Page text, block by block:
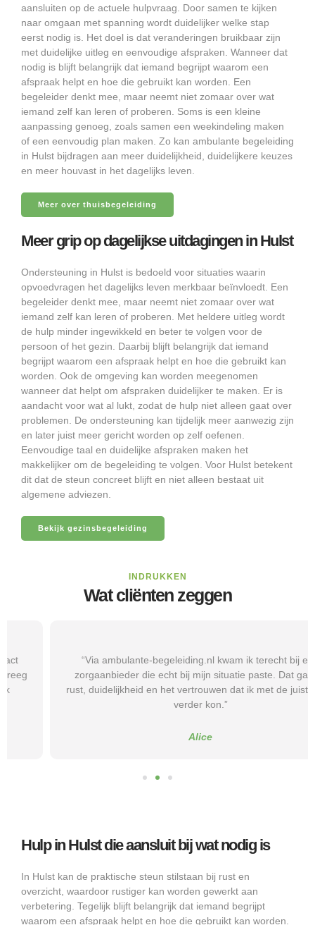
aansluiten op de actuele hulpvraag. Door samen te kijken
naar omgaan met spanning wordt duidelijker welke stap
eerst nodig is. Het doel is dat veranderingen bruikbaar zijn
met duidelijke uitleg en eenvoudige afspraken. Wanneer dat
nodig is blijft belangrijk dat iemand begrijpt waarom een
afspraak helpt en hoe die gebruikt kan worden. Een
begeleider denkt mee, maar neemt niet zomaar over wat
iemand zelf kan leren of proberen. Soms is een kleine
aanpassing genoeg, zoals samen een weekindeling maken
of een eenvoudig plan maken. Zo kan ambulante begeleiding
in Hulst bijdragen aan meer duidelijkheid, duidelijkere keuzes
en meer houvast in het dagelijks leven.
Meer over thuisbegeleiding
Meer grip op dagelijkse uitdagingen in Hulst
Ondersteuning in Hulst is bedoeld voor situaties waarin
opvoedvragen het dagelijks leven merkbaar beïnvloedt. Een
begeleider denkt mee, maar neemt niet zomaar over wat
iemand zelf kan leren of proberen. Met heldere uitleg wordt
de hulp minder ingewikkeld en beter te volgen voor de
persoon of het gezin. Daarbij blijft belangrijk dat iemand
begrijpt waarom een afspraak helpt en hoe die gebruikt kan
worden. Ook de omgeving kan worden meegenomen
wanneer dat helpt om afspraken duidelijker te maken. Er is
aandacht voor wat al lukt, zodat de hulp niet alleen gaat over
problemen. De ondersteuning kan tijdelijk meer aanwezig zijn
en later juist meer gericht worden op zelf oefenen.
Eenvoudige taal en duidelijke afspraken maken het
makkelijker om de begeleiding te volgen. Voor Hulst betekent
dit dat de steun concreet blijft en niet alleen bestaat uit
algemene adviezen.
Bekijk gezinsbegeleiding
INDRUKKEN
Wat cliënten zeggen
“Via ambulante-begeleiding.nl kwam ik terecht bij een
zorgaanbieder die echt bij mijn situatie paste. Dat gaf mij
rust, duidelijkheid en het vertrouwen dat ik met de juiste hulp
verder kon.”
Hulp in Hulst die aansluit bij wat nodig is
In Hulst kan de praktische steun stilstaan bij rust en
overzicht, waardoor rustiger kan worden gewerkt aan
verbetering. Tegelijk blijft belangrijk dat iemand begrijpt
waarom een afspraak helpt en hoe die gebruikt kan worden.